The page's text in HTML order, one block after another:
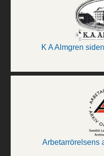
K A Almgren
Arbetarrörelsens